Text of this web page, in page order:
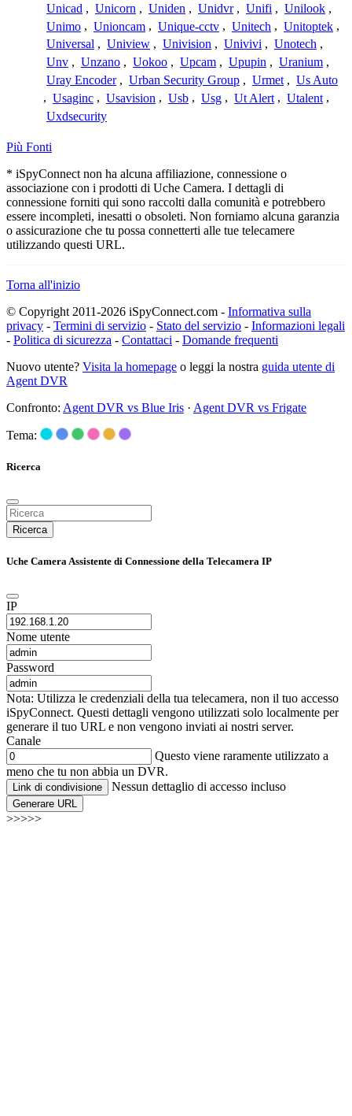
Unicad , Unicorn , Uniden , Unidvr , Unifi , Unilook ,
Unimo , Unioncam , Unique-cctv , Unitech , Unitoptek ,
Universal , Uniview , Univision , Univivi , Unotech ,
Unv , Unzano , Uokoo , Upcam , Upupin , Uranium ,
Uray Encoder , Urban Security Group , Urmet , Us Auto
, Usaginc , Usavision , Usb , Usg , Ut Alert , Utalent ,
Uxdsecurity
Più Fonti
* iSpyConnect non ha alcuna affiliazione, connessione o
associazione con i prodotti di Uche Camera. I dettagli di
connessione forniti qui sono raccolti dalla comunità e potrebbero
essere incompleti, inesatti o obsoleti. Non forniamo alcuna garanzia
o assicurazione che tu possa connetterti alle tue telecamere
utilizzando questi URL.
Torna all'inizio
© Copyright 2011-2026 iSpyConnect.com - Informativa sulla
privacy - Termini di servizio - Stato del servizio - Informazioni legali
- Politica di sicurezza - Contattaci - Domande frequenti
Nuovo utente? Visita la homepage o leggi la nostra guida utente di
Agent DVR
Confronto: Agent DVR vs Blue Iris · Agent DVR vs Frigate
Tema:
Ricerca
Ricerca
Uche Camera Assistente di Connessione della Telecamera IP
IP
Nome utente
Password
Nota: Utilizza le credenziali della tua telecamera, non il tuo accesso
iSpyConnect. Questi dettagli vengono utilizzati solo localmente per
generare il tuo URL e non vengono inviati ai nostri server.
Canale
Questo viene raramente utilizzato a
meno che tu non abbia un DVR.
Link di condivisione Nessun dettaglio di accesso incluso
Generare URL
>>>>>